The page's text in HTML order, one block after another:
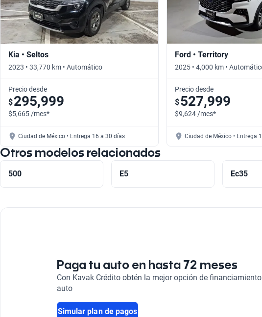
Kia • Seltos
2023 • 33,770 km • Automático
Precio desde
$295,999
$5,665 /mes*
Ciudad de México • Entrega 16 a 30 días
Ford • Territory
2025 • 4,000 km •
Precio desde
$527,999
$9,624 /mes*
Ciudad de México • Entrega
Otros modelos relacionados
500 E5 Ec35
Paga tu auto en hasta 72 meses
Con Kavak Crédito obtén la mejor opción de
auto
Simular plan de pagos